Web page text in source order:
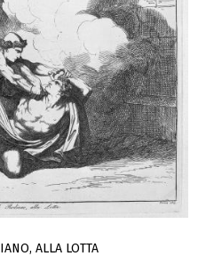
ALLA LOTTA